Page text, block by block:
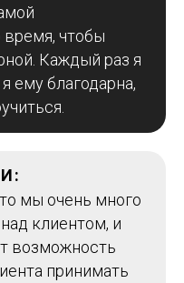
время, чтобы
Каждый раз я
ему благодарна,
мы очень много
клиентом, и
возможность
принимать